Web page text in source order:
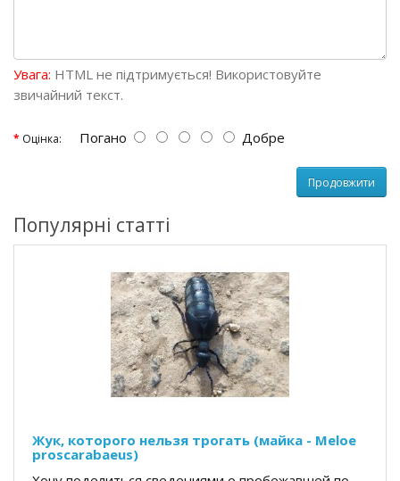
Увага: HTML не підтримується! Використовуйте
звичайний текст.
Оцінка: Погано Добре
Продовжити
Популярні статті
Жук, которого нельзя трогать (майка - Meloe
proscarabaeus)